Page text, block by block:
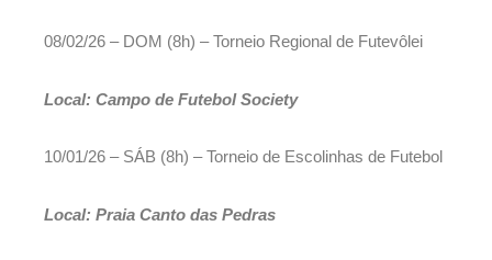
08/02/26 – DOM (8h) – Torneio Regional de Futevôlei
Local: Campo de Futebol Society
10/01/26 – SÁB (8h) – Torneio de Escolinhas de Futebol
Local: Praia Canto das Pedras